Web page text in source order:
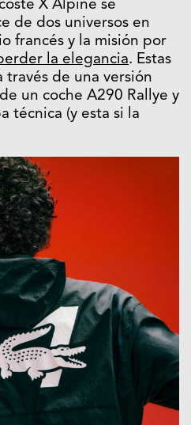
X Alpine se
de dos universos en
francés y la misión por
la elegancia. Estas
través de una versión
un coche A290 Rallye y
técnica (y esta si la